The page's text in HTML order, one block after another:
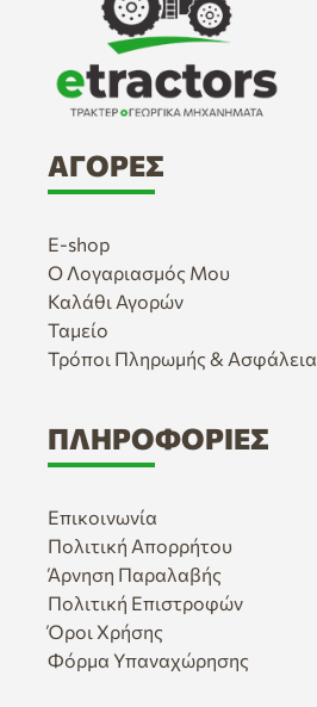
ΑΓΟΡΈΣ
E-shop
Ο Λογαριασμός Μου
Καλάθι Αγορών
Ταμείο
Τρόποι Πληρωμής & Ασφάλεια
ΠΛΗΡΟΦΟΡΊΕΣ
Επικοινωνία
Πολιτική Απορρήτου
Άρνηση Παραλαβής
Πολιτική Επιστροφών
Όροι Χρήσης
Φόρμα Υπαναχώρησης